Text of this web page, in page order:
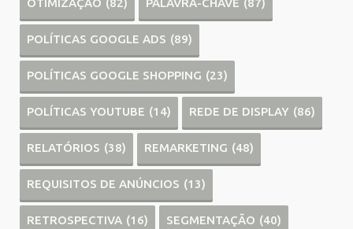
POLÍTICAS GOOGLE ADS (89)
POLÍTICAS GOOGLE SHOPPING (23)
POLÍTICAS YOUTUBE (14) REDE DE DISPLAY (86)
RELATÓRIOS (38) REMARKETING (48)
REQUISITOS DE ANÚNCIOS (13)
RETROSPECTIVA (16) SEGMENTAÇÃO (40)